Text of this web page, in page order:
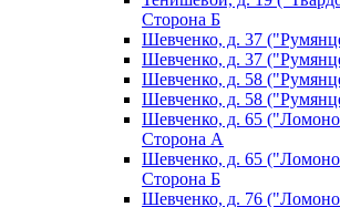
Сторона Б
Шевченко, д. 37
Шевченко, д. 37
Шевченко, д. 58
Шевченко, д. 58
Шевченко, д. 65
Сторона А
Шевченко, д. 65
Сторона Б
Шевченко, д. 76